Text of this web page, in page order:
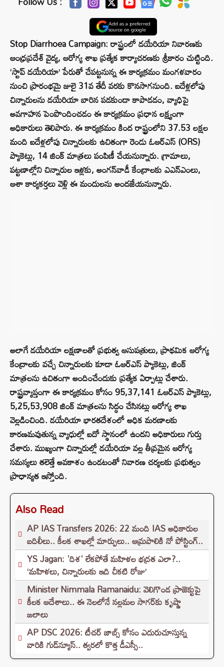
Add as a preferred
source on google
Stop Diarrhoea Campaign: రాష్ట్రంలో డయేరియా నివారణకు
ఆంధ్రప్రదేశ్ వైద్య, ఆరోగ్య శాఖ ప్రత్యేక కార్యాచరణకు శ్రీకారం చుట్టింది.
‘స్టాప్ డయేరియా’ పేరుతో చేపట్టనున్న ఈ కార్యక్రమం మంగళవారం
నుంచి ప్రారంభమై జులై 31వ తేదీ వరకు కొనసాగనుంది. ఐదేళ్లలోపు
చిన్నారులను డయేరియా బారిన పడకుండా కాపాడడం, వ్యాధిపై
అవగాహన పెంపొందించడం ఈ కార్యక్రమం ప్రధాన లక్ష్యంగా
అధికారులు తెలిపారు. ఈ కార్యక్రమం కింద రాష్ట్రంలోని 37.53 లక్షల
మంది ఐదేళ్లలోపు చిన్నారులకు ఉచితంగా రెండు ఓఆర్ఎస్ (ORS)
ప్యాకెట్లు, 14 జింక్ మాత్రలు పంపిణీ చేయనున్నారు. గ్రామాలు,
పట్టణాల్లోని చిన్నారుల ఇళ్లకు, అంగన్‌వాడీ కేంద్రాలకు ఎఎన్‌ఎంలు,
ఆశా కార్యకర్తలు వెళ్లి ఈ మందులను అందజేయనున్నారు.
అలాగే డయేరియా లక్షణాలతో ప్రభుత్వ ఆసుపత్రులు, ప్రాథమిక ఆరోగ్య
కేంద్రాలకు వచ్చే చిన్నారులకు కూడా ఓఆర్ఎస్ ప్యాకెట్లు, జింక్
మాత్రలను ఉచితంగా అందించేందుకు ప్రత్యేక ఏర్పాట్లు చేశారు.
రాష్ట్రవ్యాప్తంగా ఈ కార్యక్రమం కోసం 95,37,141 ఓఆర్ఎస్ ప్యాకెట్లు,
5,25,53,908 జింక్ మాత్రలను సిద్ధం చేసినట్లు ఆరోగ్య శాఖ
వెల్లడించింది. డయేరియా భారతదేశంలో అధిక మరణాలకు
కారణమవుతున్న వ్యాధుల్లో ఐదో స్థానంలో ఉందని అధికారులు గుర్తు
చేశారు. ముఖ్యంగా చిన్నారుల్లో డయేరియా వల్ల తీవ్రమైన ఆరోగ్య
సమస్యలు తలెత్తే అవకాశం ఉండటంతో నివారణ చర్యలకు ప్రభుత్వం
ప్రాధాన్యత ఇస్తోంది.
Also Read
AP IAS Transfers 2026: 22 మంది IAS అధికారుల
బదిలీలు.. కీలక శాఖల్లో మార్పులు.. ఆమ్రపాలికి నో పోస్టింగ్..
YS Jagan: 'దిశ' లేకపోతే మహిళల భద్రత ఎలా?..
‘మహిళలు, చిన్నారులకు ఇది చీకటి రోజు’
Minister Nimmala Ramanaidu: వెలిగొండ ప్రాజెక్టుపై
కీలక ఆదేశాలు.. ఈ నెలలోనే నల్లమల సాగర్‌కు కృష్ణా
జలాలు
AP DSC 2026: టీచర్ జాబ్స్ కోసం ఎదురుచూస్తున్న
వారికి గుడ్‌న్యూస్.. త్వరలో కొత్త డీఎస్సీ..